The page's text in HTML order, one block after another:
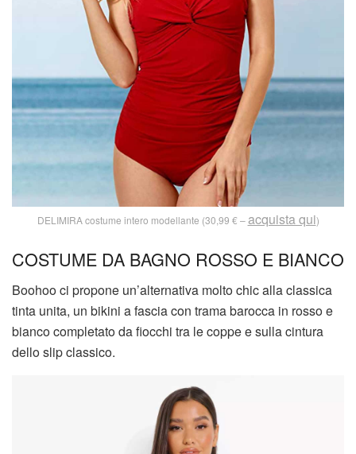
DELIMIRA costume intero modellante (30,99 € –acquista qui)
COSTUME DA BAGNO ROSSO E BIANCO
Boohoo ci propone un’alternativa molto chic alla classica
tinta unita, un bikini a fascia con trama barocca in rosso e
bianco completato da fiocchi tra le coppe e sulla cintura
dello slip classico.